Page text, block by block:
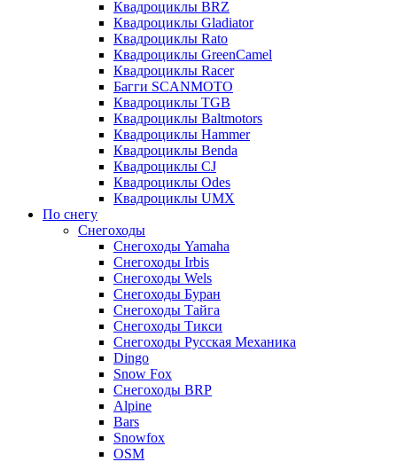
Квадроциклы BRZ
Квадроциклы Gladiator
Квадроциклы Rato
Квадроциклы GreenCamel
Квадроциклы Racer
Багги SCANMOTO
Квадроциклы TGB
Квадроциклы Baltmotors
Квадроциклы Hammer
Квадроциклы Benda
Квадроциклы CJ
Квадроциклы Odes
Квадроциклы UMX
По снегу
Снегоходы
Снегоходы Yamaha
Снегоходы Irbis
Снегоходы Wels
Снегоходы Буран
Снегоходы Тайга
Снегоходы Тикси
Снегоходы Русская Механика
Dingo
Snow Fox
Снегоходы BRP
Alpine
Bars
Snowfox
OSM